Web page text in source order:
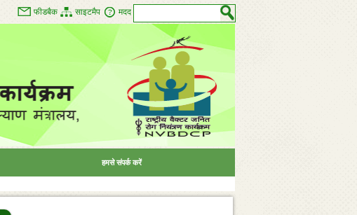
फीडबैक साइटमैप मदद
हमसे संपर्क करें